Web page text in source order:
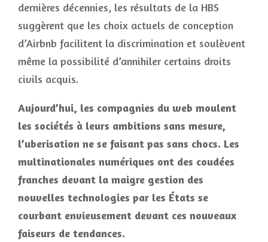
dernières décennies, les résultats de la HBS
suggèrent que les choix actuels de conception
d’Airbnb facilitent la discrimination et soulèvent
même la possibilité d’annihiler certains droits
civils acquis.
Aujourd’hui, les compagnies du web moulent
les sociétés à leurs ambitions sans mesure,
l’uberisation ne se faisant pas sans chocs. Les
multinationales numériques ont des coudées
franches devant la maigre gestion des
nouvelles technologies par les États se
courbant envieusement devant ces nouveaux
faiseurs de tendances.